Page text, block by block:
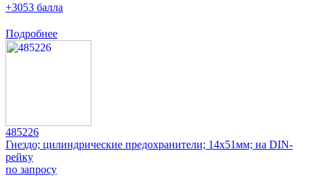
+3053 балла
Подробнее
485226
Гнездо; цилиндрические предохранители; 14x51мм; на DIN-
рейку
по запросу